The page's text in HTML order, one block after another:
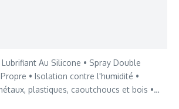
Au Silicone • Spray Double
• Isolation contre l'humidité •
plastiques, caoutchoucs et bois •